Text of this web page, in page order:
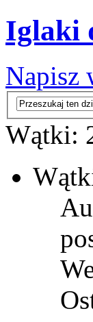
Iglaki
Napisz
Wątki: